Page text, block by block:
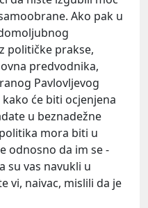
Ako pak u
političke prakse,
predvodnika,
Pavlovljevog
će biti ocjenjena
u beznadežne
mora biti u
odnosno da im se -
su vas navukli u
vi, naivac, mislili da je